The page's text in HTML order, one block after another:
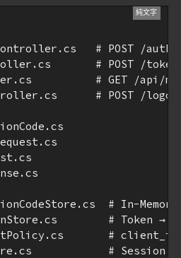
# POST /
# POST /token
# GET /api/me（
# POST /
# In-Memory
# Token →
#
# Session 管